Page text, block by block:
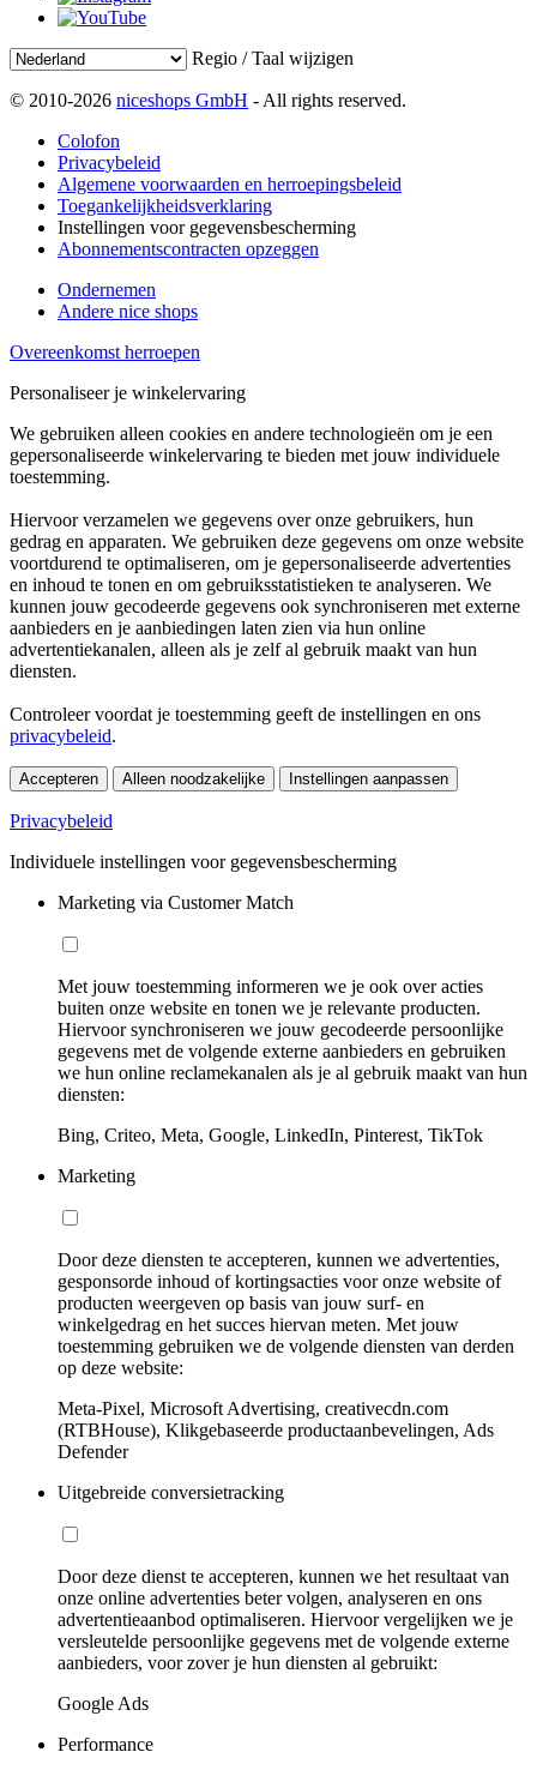
Regio / Taal wijzigen
© 2010-2026 niceshops GmbH - All rights reserved.
Colofon
Privacybeleid
Algemene voorwaarden en herroepingsbeleid
Toegankelijkheidsverklaring
Instellingen voor gegevensbescherming
Abonnementscontracten opzeggen
Ondernemen
Andere nice shops
Overeenkomst herroepen
Personaliseer je winkelervaring
We gebruiken alleen cookies en andere technologieën om je een
gepersonaliseerde winkelervaring te bieden met jouw individuele
toestemming.
Hiervoor verzamelen we gegevens over onze gebruikers, hun
gedrag en apparaten. We gebruiken deze gegevens om onze website
voortdurend te optimaliseren, om je gepersonaliseerde advertenties
en inhoud te tonen en om gebruiksstatistieken te analyseren. We
kunnen jouw gecodeerde gegevens ook synchroniseren met externe
aanbieders en je aanbiedingen laten zien via hun online
advertentiekanalen, alleen als je zelf al gebruik maakt van hun
diensten.
Controleer voordat je toestemming geeft de instellingen en ons
privacybeleid.
Accepteren Alleen noodzakelijke Instellingen aanpassen
Privacybeleid
Individuele instellingen voor gegevensbescherming
Marketing via Customer Match
Met jouw toestemming informeren we je ook over acties
buiten onze website en tonen we je relevante producten.
Hiervoor synchroniseren we jouw gecodeerde persoonlijke
gegevens met de volgende externe aanbieders en gebruiken
we hun online reclamekanalen als je al gebruik maakt van hun
diensten:
Bing, Criteo, Meta, Google, LinkedIn, Pinterest, TikTok
Marketing
Door deze diensten te accepteren, kunnen we advertenties,
gesponsorde inhoud of kortingsacties voor onze website of
producten weergeven op basis van jouw surf- en
winkelgedrag en het succes hiervan meten. Met jouw
toestemming gebruiken we de volgende diensten van derden
op deze website:
Meta-Pixel, Microsoft Advertising, creativecdn.com
(RTBHouse), Klikgebaseerde productaanbevelingen, Ads
Defender
Uitgebreide conversietracking
Door deze dienst te accepteren, kunnen we het resultaat van
onze online advertenties beter volgen, analyseren en ons
advertentieaanbod optimaliseren. Hiervoor vergelijken we je
versleutelde persoonlijke gegevens met de volgende externe
aanbieders, voor zover je hun diensten al gebruikt:
Google Ads
Performance